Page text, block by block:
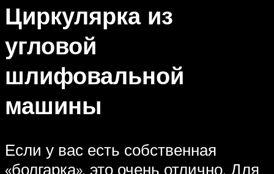
Циркулярка из
угловой
шлифовальной
машины
Если у вас есть собственная
«болгарка», это очень отлично. Для